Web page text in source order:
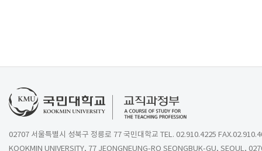
02707 서울특별시 성북구 정릉로 77 국민대학교 TEL. 02.910.4225
KOOKMIN UNIVERSITY, 77 JEONGNEUNG-RO SEONGBUK-GU, SEOUL,